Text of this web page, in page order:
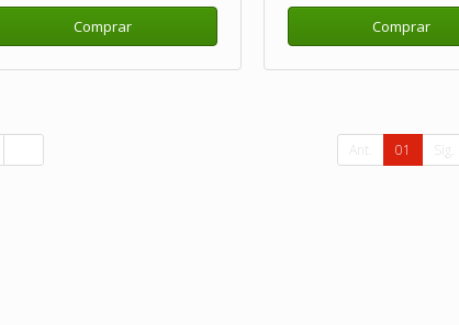
Comprar Comprar
Ant. 01 Sig.